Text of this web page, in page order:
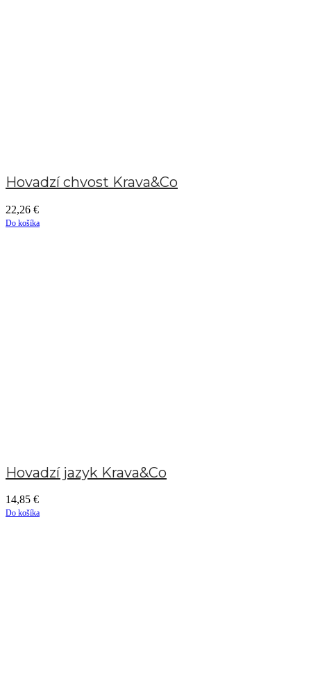
Hovadzí chvost Krava&Co
22,26 €
Do košíka
Hovadzí jazyk Krava&Co
14,85 €
Do košíka